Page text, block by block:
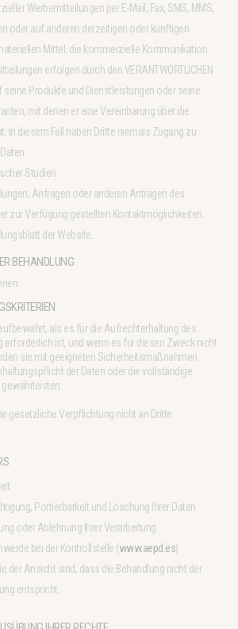
Werbemitteilungen per E-Mail, Fax, SMS, MMS,
oder auf anderen derzeitigen oder künftigen
Mittel, die kommerzielle Kommunikation
erfolgen durch den VERANTWORTLICHEN
seine Produkte und Dienstleistungen oder seine
mit denen er eine Vereinbarung über die
In diesem Fall haben Dritte niemals Zugang zu
Studien.
Anfragen oder anderen Anträgen des
zur Verfügung gestellten Kontaktmöglichkeiten.
der Website.
BEHANDLUNG
als es für die Aufrechterhaltung des
erforderlich ist, und wenn es für diesen Zweck nicht
sie mit geeigneten Sicherheitsmaßnahmen
der Daten oder die vollständige
gesetzliche Verpflichtung nicht an Dritte
Portierbarkeit und Löschung Ihrer Daten
oder Ablehnung Ihrer Verarbeitung.
bei der Kontrollstelle (www.aepd.es)
der Ansicht sind, dass die Behandlung nicht der
entspricht.